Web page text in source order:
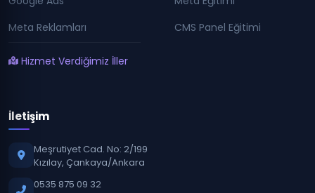
Meta Reklamları
Hizmet Verdiğimiz İller
CMS Panel Eğitimi
İletişim
Meşrutiyet Cad. No: 2/199
Kızılay, Çankaya/Ankara
0535 875 09 32